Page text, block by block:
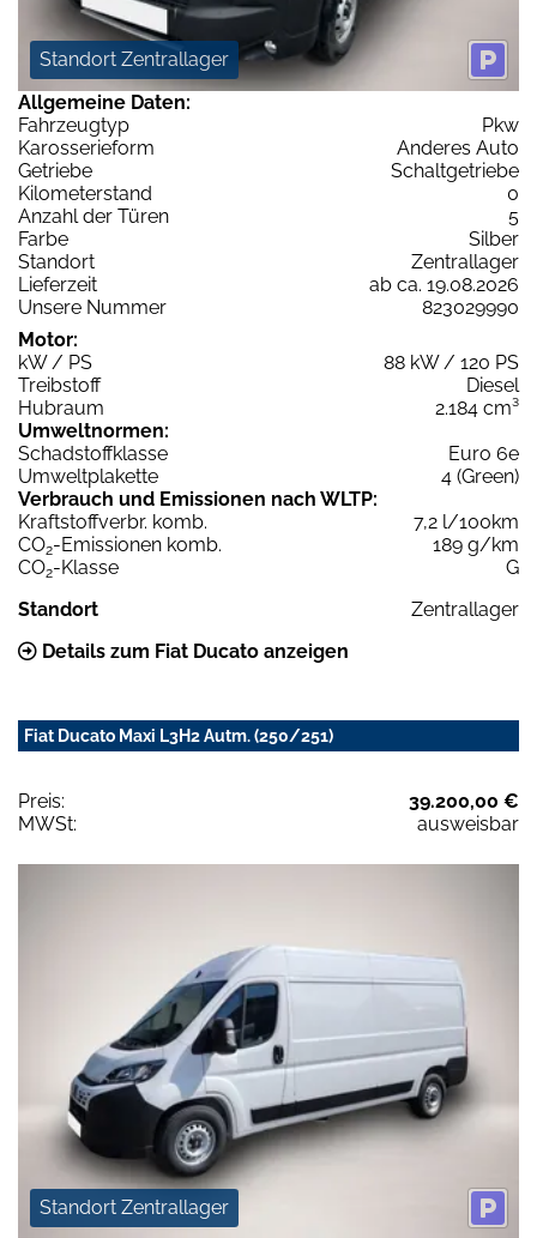
Standort Zentrallager
Allgemeine Daten:
Fahrzeugtyp
Pkw
Karosserieform
Anderes Auto
Getriebe
Schaltgetriebe
Kilometerstand
0
Anzahl der Türen
5
Farbe
Silber
Standort
Zentrallager
Lieferzeit
ab ca. 19.08.2026
Unsere Nummer
823029990
Motor:
kW / PS
88 kW / 120 PS
Treibstoff
Diesel
Hubraum
2.184 cm³
Umweltnormen:
Schadstoffklasse
Euro 6e
Umweltplakette
4 (Green)
Verbrauch und Emissionen nach WLTP:
Kraftstoffverbr. komb.
7,2 l/100km
CO2-Emissionen komb.
189 g/km
CO2-Klasse
G
Standort
Zentrallager
Details zum Fiat Ducato anzeigen
Fiat Ducato Maxi L3H2 Autm. (250/251)
Preis:
39.200,00 €
MWSt:
ausweisbar
Standort Zentrallager